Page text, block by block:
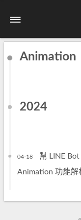
Animation
2024
04-18
幫 LINE
Animation 功能解